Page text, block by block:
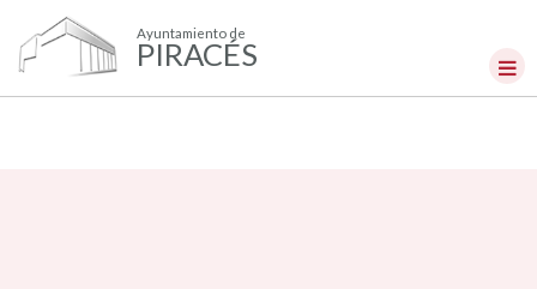
Ayuntamiento de
PIRACÉS